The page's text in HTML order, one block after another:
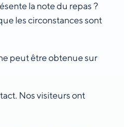
la note du repas ?
les circonstances sont
peut être obtenue sur
Nos visiteurs ont